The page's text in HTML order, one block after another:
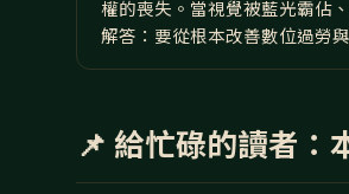
權的喪失。當視覺被藍光霸佔
解答：要從根本改善數位過勞
📌 給忙碌的讀者：